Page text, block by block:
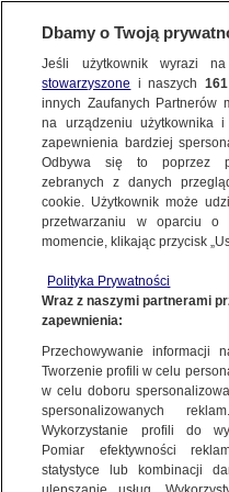
Wyślij
WYŚLIJ MATERIAŁ
NAJNOWSZE
GORĄCE TEMATY
WIĘCEJ
KANAŁY
Jedno konto
KONTAKT24 | NAJNOWSZE
Ulewa, Siemianowice Śląskie
Dbamy o Twoją
Jeśli użytkownik wyrazi
stowarzyszone i naszych 161
innych Zaufanych Partnerów
na urządzeniu użytkownika
zapewnienia bardziej
Odbywa się to poprzez
zebranych z danych
cookie. Użytkownik może
przetwarzaniu w oparciu o
momencie, klikając przycisk
Polityka Prywatności
Wraz z naszymi partnerami
zapewnienia:
Przechowywanie
Tworzenie profili w celu
w celu doboru
spersonalizowanych
Wykorzystanie profili do
Pomiar efektywności
statystyce lub kombinacji